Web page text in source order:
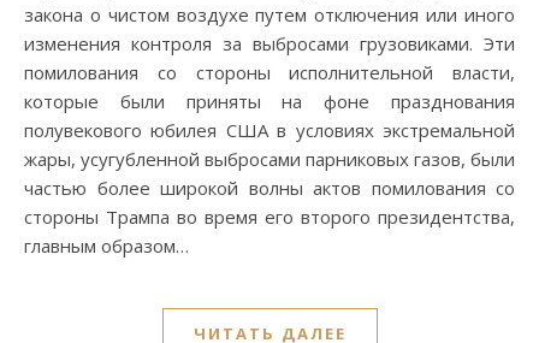
закона о чистом воздухе путем отключения или иного
изменения контроля за выбросами грузовиками. Эти
помилования со стороны исполнительной власти,
которые были приняты на фоне празднования
полувекового юбилея США в условиях экстремальной
жары, усугубленной выбросами парниковых газов, были
частью более широкой волны актов помилования со
стороны Трампа во время его второго президентства,
главным образом…
ЧИТАТЬ ДАЛЕЕ